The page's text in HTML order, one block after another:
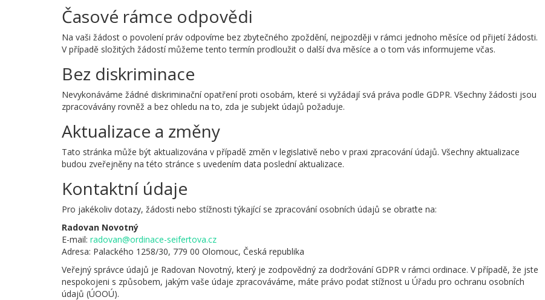
Časové rámce odpovědi
Na vaši žádost o povolení práv odpovíme bez zbytečného zpoždění, nejpozději v rámci jednoho měsíce od přijetí žádosti.
V případě složitých žádostí můžeme tento termín prodloužit o další dva měsíce a o tom vás informujeme včas.
Bez diskriminace
Nevykonáváme žádné diskriminační opatření proti osobám, které si vyžádají svá práva podle GDPR. Všechny žádosti jsou
zpracovávány rovněž a bez ohledu na to, zda je subjekt údajů požaduje.
Aktualizace a změny
Tato stránka může být aktualizována v případě změn v legislativě nebo v praxi zpracování údajů. Všechny aktualizace
budou zveřejněny na této stránce s uvedením data poslední aktualizace.
Kontaktní údaje
Pro jakékoliv dotazy, žádosti nebo stížnosti týkající se zpracování osobních údajů se obraťte na:
Radovan Novotný
E-mail: radovan@ordinace-seifertova.cz
Adresa: Palackého 1258/30, 779 00 Olomouc, Česká republika
Veřejný správce údajů je Radovan Novotný, který je zodpovědný za dodržování GDPR v rámci ordinace. V případě, že jste
nespokojeni s způsobem, jakým vaše údaje zpracováváme, máte právo podat stížnost u Úřadu pro ochranu osobních
údajů (ÚOOÚ).